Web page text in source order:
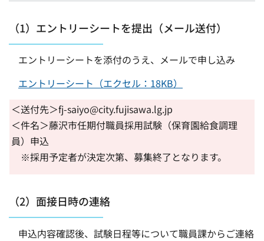
（1）エントリーシートを提出（メール送付）
エントリーシートを添付のうえ、メールで申し込み
エントリーシート（エクセル：18KB）
＜送付先＞fj-saiyo@city.fujisawa.lg.jp
＜件名＞藤沢市任期付職員採用試験（保育園給食調理
員）申込
※採用予定者が決定次第、募集終了となります。
（2）面接日時の連絡
申込内容確認後、試験日程等について職員課からご連絡